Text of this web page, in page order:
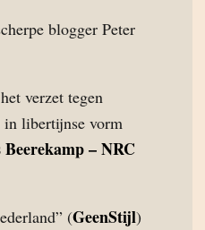
blogger Peter
verzet tegen
libertijnse vorm
Beerekamp – NRC
(GeenStijl)